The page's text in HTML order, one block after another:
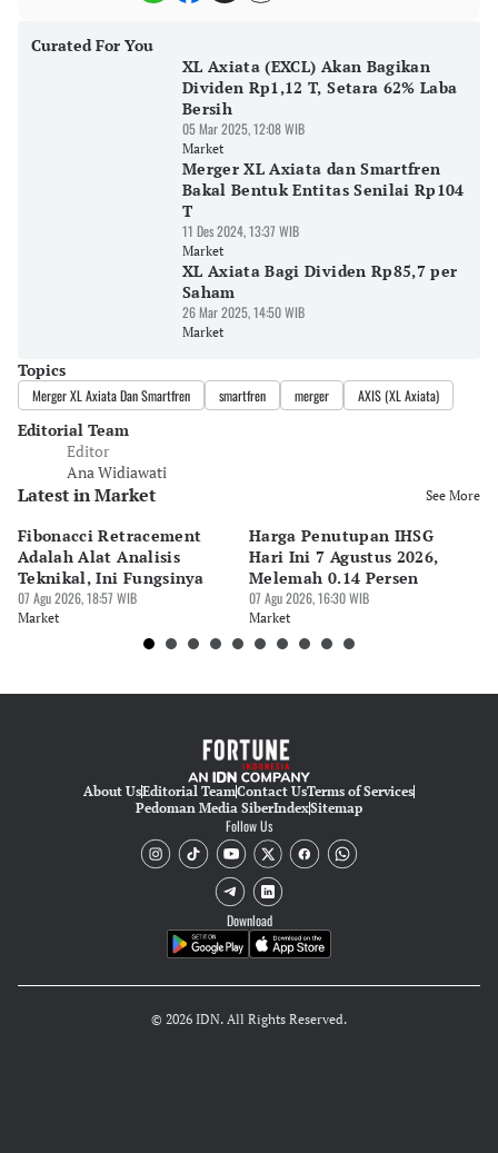
Curated For You
XL Axiata (EXCL) Akan Bagikan
Dividen Rp1,12 T, Setara 62% Laba
Bersih
05 Mar 2025, 12:08 WIB
Market
Merger XL Axiata dan Smartfren
Bakal Bentuk Entitas Senilai Rp104
T
11 Des 2024, 13:37 WIB
Market
XL Axiata Bagi Dividen Rp85,7 per
Saham
26 Mar 2025, 14:50 WIB
Market
Topics
Merger XL Axiata Dan Smartfren smartfren merger AXIS (XL Axiata)
Editorial Team
Editor
Ana Widiawati
Latest in Market See More
Fibonacci Retracement
Adalah Alat Analisis
Teknikal, Ini Fungsinya
07 Agu 2026, 18:57 WIB
Market
Harga Penutupan IHSG
Hari Ini 7 Agustus 2026,
Melemah 0.14 Persen
07 Agu 2026, 16:30 WIB
Market
About UsEditorial TeamContact UsTerms of Services
Pedoman Media SiberIndexSitemap
Follow Us
Download
© 2026 IDN. All Rights Reserved.